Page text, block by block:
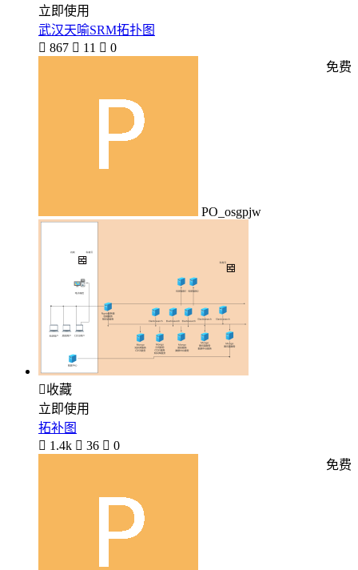
立即使用
武汉天喻SRM拓扑图
 867  11  0
PO_osgpjw
免费
收藏
立即使用
拓补图
 1.4k  36  0
免费